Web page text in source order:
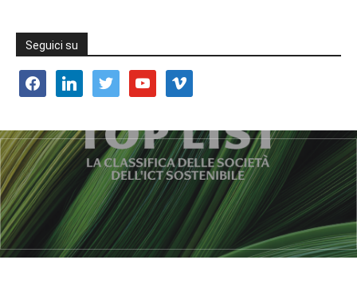
Seguici su
facebooklinkedin twitter youtube vimeo